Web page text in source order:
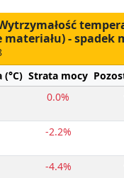
- spadek
Strata mocy
0.0%
-2.2%
-4.4%